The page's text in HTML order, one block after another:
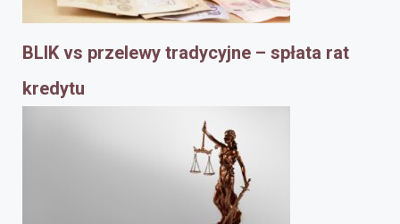
BLIK vs przelewy tradycyjne – spłata rat
kredytu